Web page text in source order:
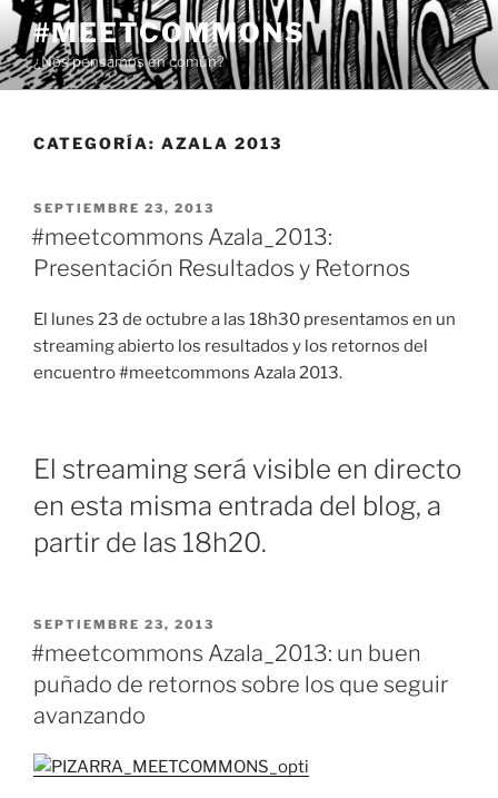
Saltar
contenido
#MEETCOMMONS
¿Nos pensamos en común?
CATEGORÍA: AZALA 2013
PUBLICADO
EL
SEPTIEMBRE 23, 2013
#meetcommons Azala_2013:
Presentación Resultados y Retornos
El lunes 23 de octubre a las 18h30 presentamos en un
streaming abierto los resultados y los retornos del
encuentro #meetcommons Azala 2013.
El streaming será visible en directo
en esta misma entrada del blog, a
partir de las 18h20.
PUBLICADO
EL
SEPTIEMBRE 23, 2013
#meetcommons Azala_2013: un buen
puñado de retornos sobre los que seguir
avanzando